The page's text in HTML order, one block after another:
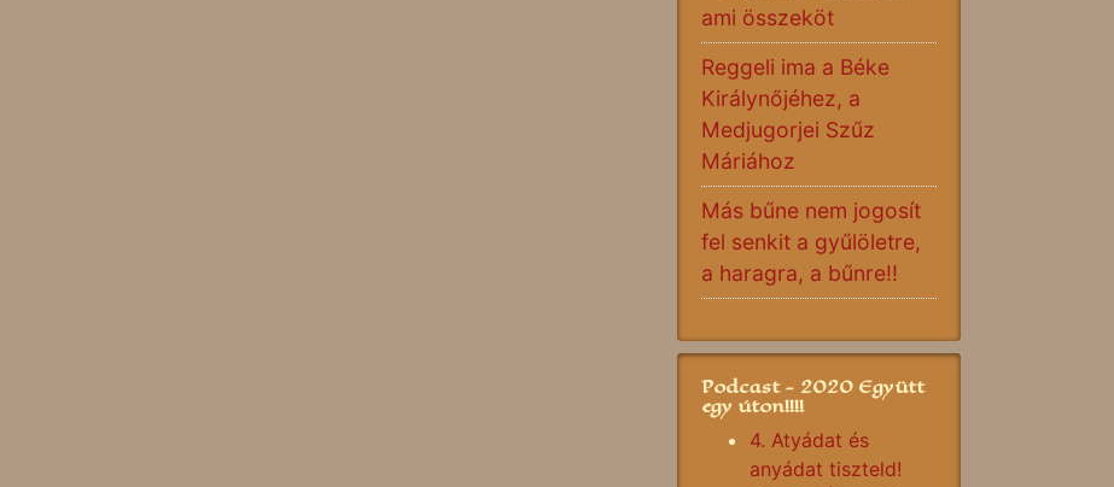
ami összeköt
Reggeli ima a Béke
Királynőjéhez, a
Medjugorjei Szűz
Máriához
Más bűne nem jogosít
fel senkit a gyűlöletre,
a haragra, a bűnre!!
Podcast - 2020 Együtt
egy úton!!!!
4. Atyádat és
anyádat tiszteld!